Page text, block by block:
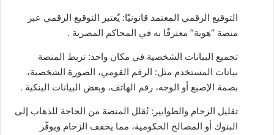
التوقيع الرقمي المعتمد قانونيًا: يُعتبر التوقيع الرقمي عبر
منصة “هوية” معترفًا به في المحاكم المصرية .
تجميع البيانات الشخصية في مكان واحد: تربط المنصة
بيانات المستخدم مثل: الرقم القومي، الصورة الشخصية،
بصمة الإصبع أو الوجه، رقم الهاتف، وبعض البيانات البنكية .
تقليل الزحام والطوابير: تُقلل المنصة من الحاجة للذهاب إلى
البنوك أو المصالح الحكومية، مما يخفف الزحام ويوفّر